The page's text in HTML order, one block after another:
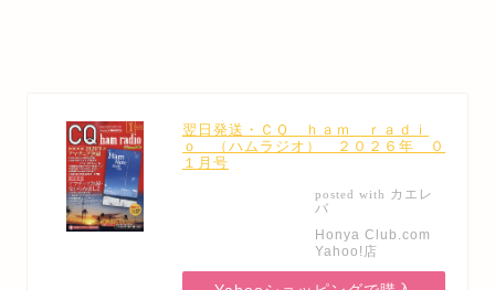
翌日発送・ＣＱ ｈａｍ ｒａｄｉ
ｏ （ハムラジオ） ２０２６年 ０
１月号
posted with カエレ
バ
Honya Club.com
Yahoo!店